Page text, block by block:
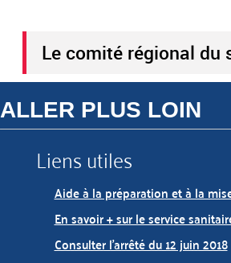
Le comité régional du
ALLER PLUS LOIN
Liens utiles
Aide à la préparation et à la
En savoir + sur le service
Consulter l’arrêté du 12 juin 2018